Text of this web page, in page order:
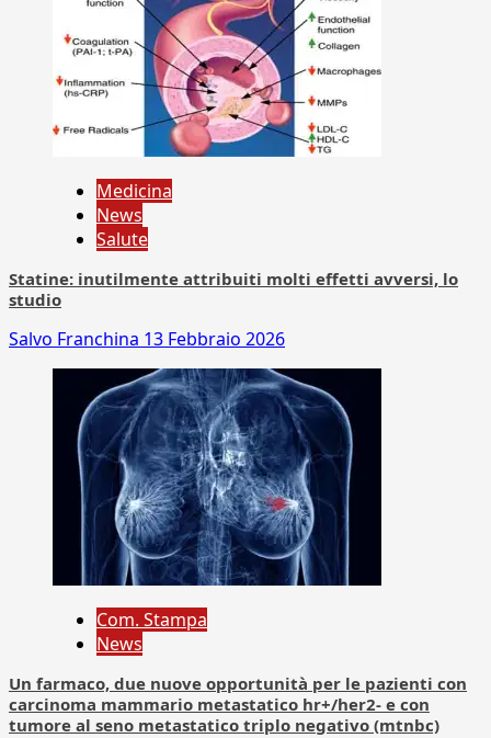
Medicina
News
Salute
Statine: inutilmente attribuiti molti effetti avversi, lo
studio
Salvo Franchina 13 Febbraio 2026
Com. Stampa
News
Un farmaco, due nuove opportunità per le pazienti con
carcinoma mammario metastatico hr+/her2- e con
tumore al seno metastatico triplo negativo (mtnbc)